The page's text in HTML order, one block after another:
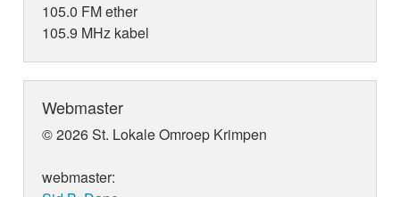
105.0 FM ether
105.9 MHz kabel
Webmaster
© 2026 St. Lokale Omroep Krimpen
webmaster: